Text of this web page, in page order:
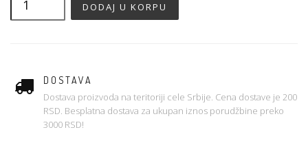
DOSTAVA
Dostava proizvoda na teritoriji cele Srbije. Cena dostave je 200
RSD. Besplatna dostava za ukupan iznos porudžbine preko
3000 RSD!